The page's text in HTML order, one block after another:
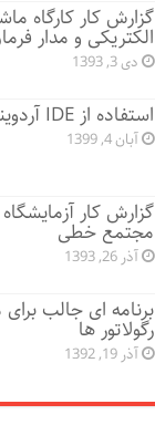
گزارش کار کارگاه
الکتریکی و مدار
دی 3, 1393
استفاده از IDE آردوینو
آبان 4, 1399
گزارش کار
مجتمع خطی
آذر 26, 1393
برنامه ای جالب
رگولاتور ها
آذر 19, 1392